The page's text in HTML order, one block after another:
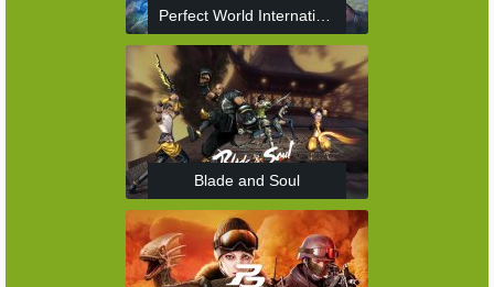
Perfect World International
Blade and Soul